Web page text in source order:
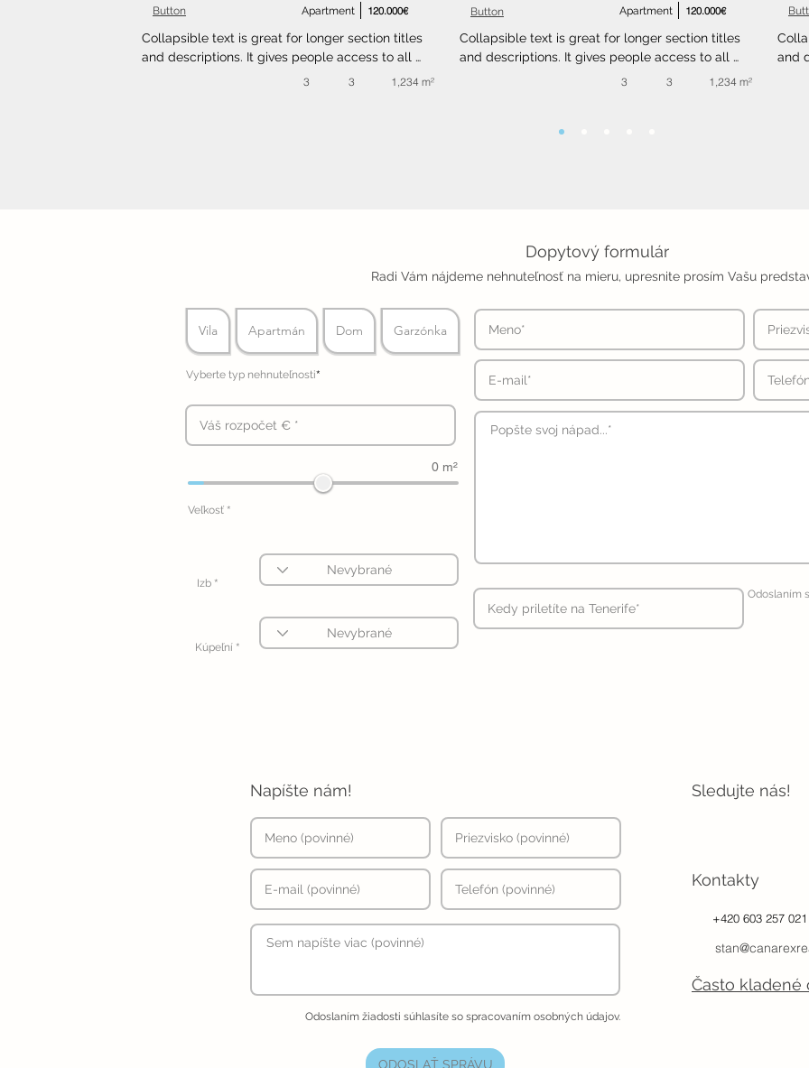
Apartment
Button 120.000€
Collapsible text is great for longer section titles
and descriptions. It gives people access to all
the info they need, while keeping your layout
3 3 1,234 m²
Apartment
Button 120.000€
Collapsible text is great for longer section titles
and descriptions. It gives people access to all
the info they need, while keeping your layout
3 3 1,234 m²
and
Dopytový formulár
Radi Vám nájdeme nehnuteľnosť na mieru, upresnite prosím Vašu
Vila Apartmán Dom Garzónka
Vyberte typ nehnuteľnosti*
0 m²
Veľkosť *
Izb *
Kúpeľní *
Odoslaním
Napíšte nám! Sledujte nás!
Kontakty
+420 603 257 021
Odoslaním žiadosti súhlasíte so spracovaním osobných údajov.
ODOSLAŤ SPRÁVU
Často kladené